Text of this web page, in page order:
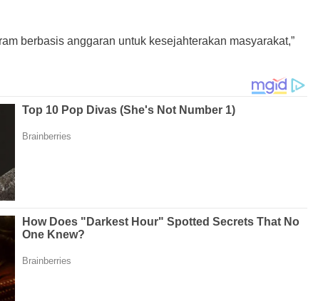
berbasis anggaran untuk kesejahterakan masyarakat,”